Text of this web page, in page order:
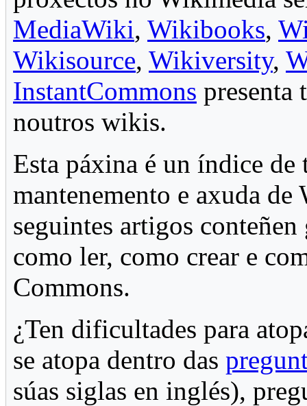
MediaWiki, Wikibooks,
Wikisource, Wikiversity,
InstantCommons presenta
noutros wikis.
Esta páxina é un índice de
mantenemento e axuda
seguintes artigos
como ler, como crear e
Commons.
¿Ten dificultades para
se atopa dentro das
súas siglas en inglés),